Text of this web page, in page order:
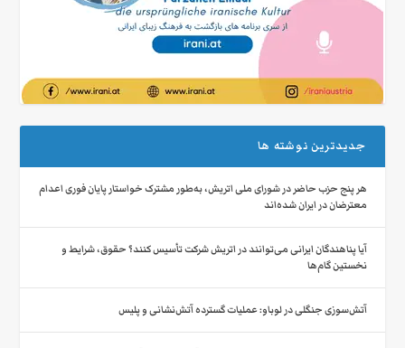
جدیدترین نوشته ها
هر پنج حزب حاضر در شورای ملی اتریش، به‌طور مشترک خواستار پایان فوری اعدام
معترضان در ایران شده‌اند
آیا پناهندگان ایرانی می‌توانند در اتریش شرکت تأسیس کنند؟ حقوق، شرایط و
نخستین گام‌ها
آتش‌سوزی جنگلی در لوباو: عملیات گسترده آتش‌نشانی و پلیس